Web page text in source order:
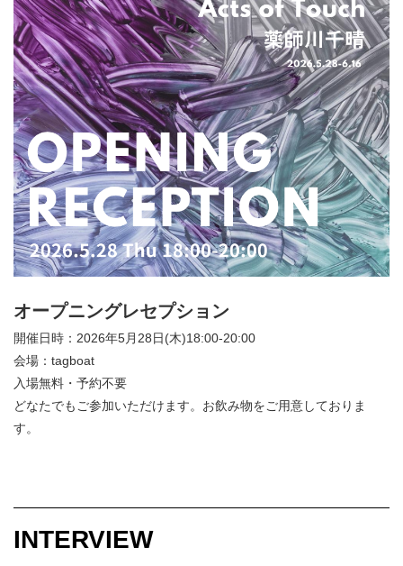
オープニングレセプション
開催日時：2026年5月28日(木)18:00-20:00
会場：tagboat
入場無料・予約不要
どなたでもご参加いただけます。お飲み物をご用意しておりま
す。
INTERVIEW